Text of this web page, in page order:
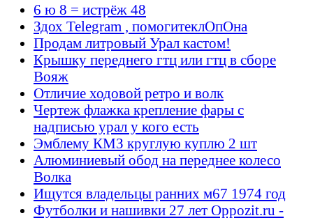
6 ю 8 = истрёж 48
Здох Telegram , помогитеклОпОна
Продам литровый Урал кастом!
Крышку переднего гтц или гтц в сборе
Вояж
Отличие ходовой ретро и волк
Чертеж флажка крепление фары с
надписью урал у кого есть
Эмблему КМЗ круглую куплю 2 шт
Алюминиевый обод на переднее колесо
Волка
Ищутся владельцы ранних м67 1974 год
Футболки и нашивки 27 лет Oppozit.ru -